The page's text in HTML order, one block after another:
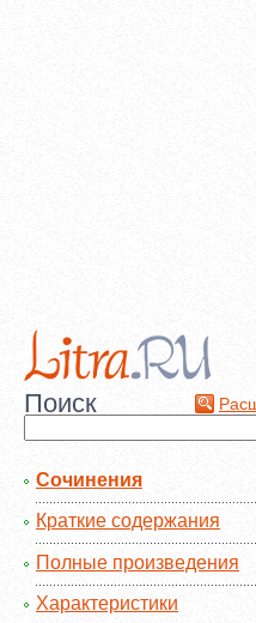
Поиск
Сочинения
Краткие содержания
Полные произведения
Характеристики